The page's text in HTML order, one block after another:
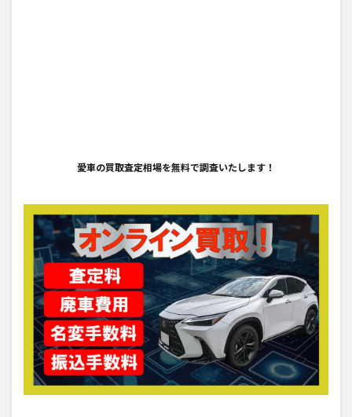
愛車の買取査定相場を無料で調査いたします！